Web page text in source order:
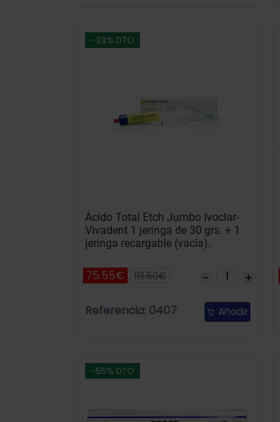
-33% DTO
Ácido Total Etch Jumbo Ivoclar-
Vivadent 1 jeringa de 30 grs. + 1
jeringa recargable (vacía).
75.55€ 113.50€
Referencia: 0407 Añadir
-55% DTO